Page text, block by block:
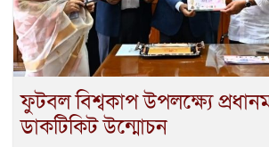
ফুটবল বিশ্বকাপ উপলক্ষ্যে
ডাকটিকিট উন্মোচন